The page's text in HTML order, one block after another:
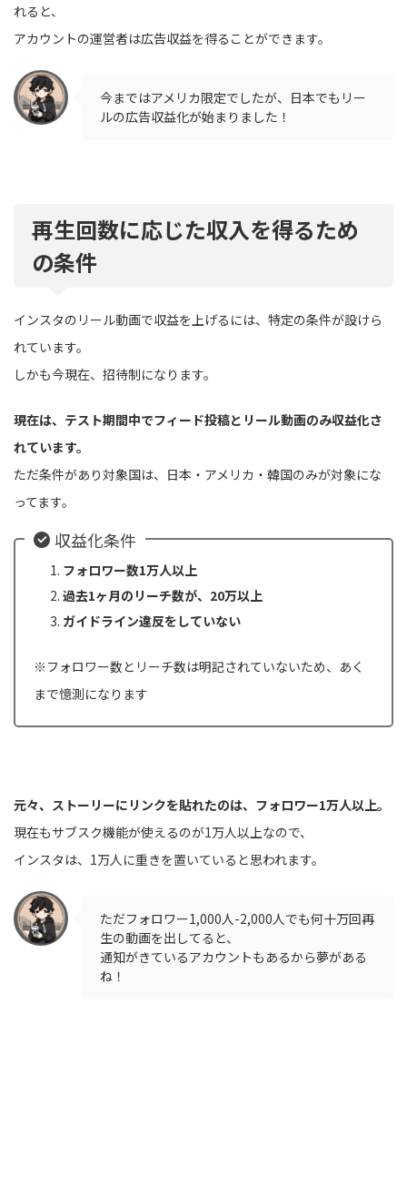
れると、
アカウントの運営者は広告収益を得ることができます。
今まではアメリカ限定でしたが、日本でもリー
ルの広告収益化が始まりました！
再生回数に応じた収入を得るため
の条件
インスタのリール動画で収益を上げるには、特定の条件が設けら
れています。
しかも今現在、招待制になります。
現在は、テスト期間中でフィード投稿とリール動画のみ収益化さ
れています。
ただ条件があり対象国は、日本・アメリカ・韓国のみが対象にな
ってます。
収益化条件
フォロワー数1万人以上
過去1ヶ月のリーチ数が、20万以上
ガイドライン違反をしていない
※フォロワー数とリーチ数は明記されていないため、あく
まで憶測になります
元々、ストーリーにリンクを貼れたのは、フォロワー1万人以上。
現在もサブスク機能が使えるのが1万人以上なので、
インスタは、1万人に重きを置いていると思われます。
ただフォロワー1,000人-2,000人でも何十万回再
生の動画を出してると、
通知がきているアカウントもあるから夢がある
ね！